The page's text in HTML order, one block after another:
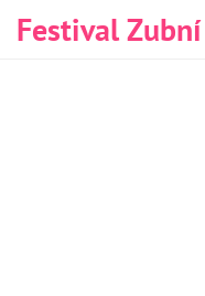
Festival